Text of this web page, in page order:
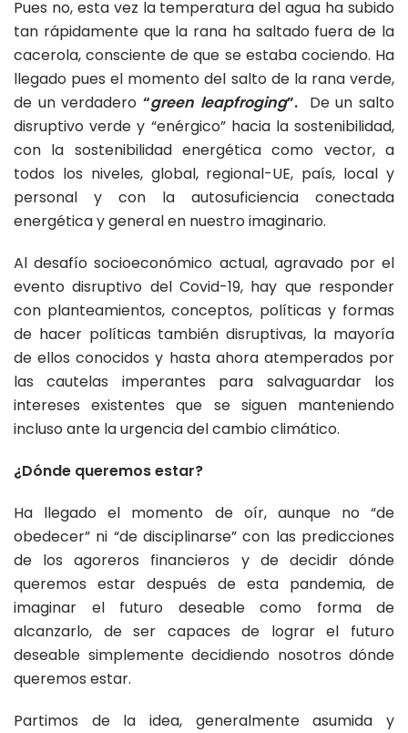
Pues no, esta vez la temperatura del agua ha subido
tan rápidamente que la rana ha saltado fuera de la
cacerola, consciente de que se estaba cociendo. Ha
llegado pues el momento del salto de la rana verde,
de un verdadero “green leapfroging”.De un salto
disruptivo verde y “enérgico” hacia la sostenibilidad,
con la sostenibilidad energética como vector, a
todos los niveles, global, regional-UE, país, local y
personal y con la autosuficiencia conectada
energética y general en nuestro imaginario.
Al desafío socioeconómico actual, agravado por el
evento disruptivo del Covid-19, hay que responder
con planteamientos, conceptos, políticas y formas
de hacer políticas también disruptivas, la mayoría
de ellos conocidos y hasta ahora atemperados por
las cautelas imperantes para salvaguardar los
intereses existentes que se siguen manteniendo
incluso ante la urgencia del cambio climático.
¿Dónde queremos estar?
Ha llegado el momento de oír, aunque no “de
obedecer” ni “de disciplinarse” con las predicciones
de los agoreros financieros y de decidir dónde
queremos estar después de esta pandemia, de
imaginar el futuro deseable como forma de
alcanzarlo, de ser capaces de lograr el futuro
deseable simplemente decidiendo nosotros dónde
queremos estar.
Partimos de la idea, generalmente asumida y